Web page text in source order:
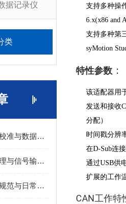
据记录仪
类
数据记录仪的精度校准与数据可靠性保障
气压变送器工作原理与信号输出方式详解
粒子计数器的校准规范与日常维护保养技巧
支持多种操
6.x(x86 and
支持多种第
syMotion
特性参数 ：
该适配器用
发送和接收
分配）
时间戳分辨
在D-Sub连
通过USB供
扩展的工作
CAN工作特